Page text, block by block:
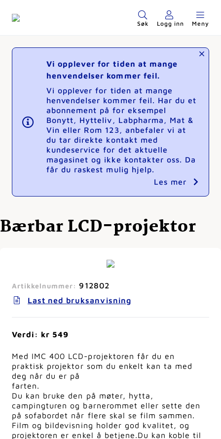
Søk Logg inn Meny
Vi opplever for tiden at mange
henvendelser kommer feil.
Vi opplever for tiden at mange
henvendelser kommer feil. Har du et
abonnement på for eksempel
Bonytt, Hytteliv, Labpharma, Mat &
Vin eller Rom 123, anbefaler vi at
du tar direkte kontakt med
kundeservice for det aktuelle
magasinet og ikke kontakter oss. Da
får du raskest mulig hjelp.
Les mer
Bærbar LCD-projektor
Artikkelnummer: 912802
Last ned bruksanvisning
Verdi: kr 549
Med IMC 400 LCD-projektoren får du en
praktisk projektor som du enkelt kan ta med
deg når du er på
farten.
Du kan bruke den på møter, hytta,
campingturen og barnerommet eller sette den
på sofabordet når flere skal se film sammen.
Film og bildevisning holder god kvalitet, og
projektoren er enkel å betjene.Du kan koble til